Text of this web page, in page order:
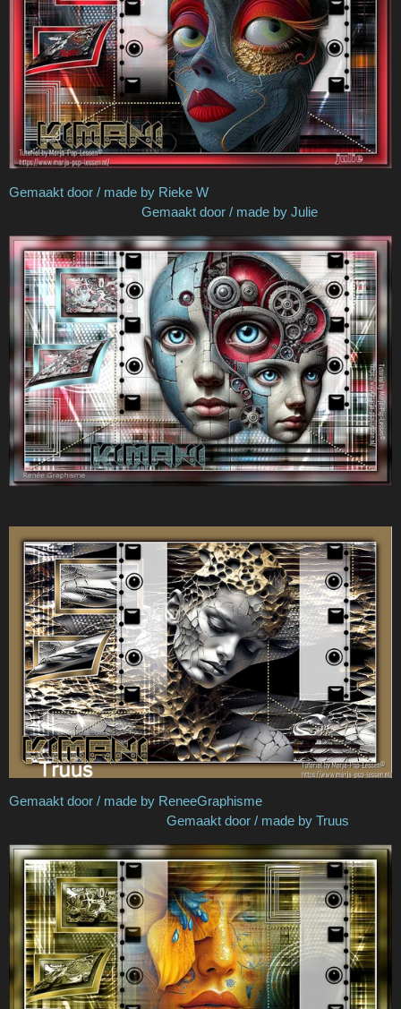
Gemaakt door / made by Rieke W
Gemaakt door / made by Julie
Gemaakt door / made by ReneeGraphisme
Gemaakt door / made by Truus